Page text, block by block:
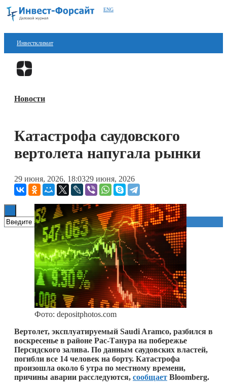
ENG
Инвестклимат
Финансы
Блокчейн
Книги
Новости
Катастрофа саудовского
вертолета напугала рынки
29 июня, 2026, 18:0329 июня, 2026
Фото: depositphotos.com
Вертолет, эксплуатируемый Saudi Aramco, разбился в
воскресенье в районе Рас-Танура на побережье
Персидского залива. По данным саудовских властей,
погибли все 14 человек на борту. Катастрофа
произошла около 6 утра по местному времени,
причины аварии расследуются, сообщает Bloomberg.